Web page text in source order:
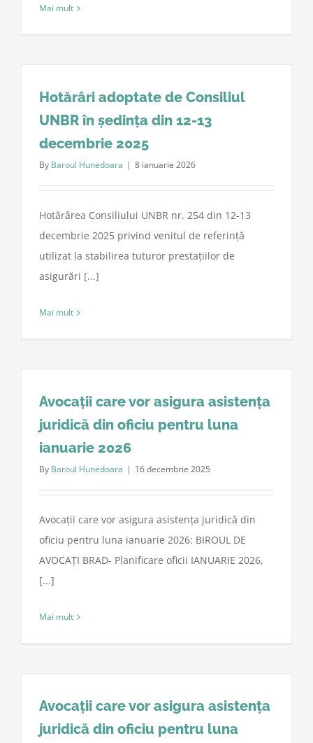
Mai mult
Hotărâri adoptate de Consiliul
UNBR în ședința din 12-13
decembrie 2025
By Baroul Hunedoara | 8 ianuarie 2026
Hotărârea Consiliului UNBR nr. 254 din 12-13
decembrie 2025 privind venitul de referință
utilizat la stabilirea tuturor prestațiilor de
asigurări [...]
Mai mult
Avocații care vor asigura asistența
juridică din oficiu pentru luna
ianuarie 2026
By Baroul Hunedoara | 16 decembrie 2025
Avocații care vor asigura asistența juridică din
oficiu pentru luna ianuarie 2026: BIROUL DE
AVOCAȚI BRAD- Planificare oficii IANUARIE 2026,
[...]
Mai mult
Avocații care vor asigura asistența
juridică din oficiu pentru luna